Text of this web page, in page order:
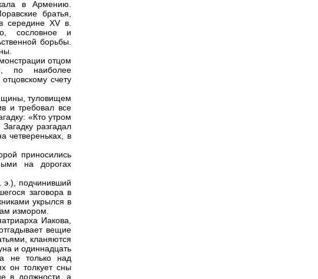
в Армению.
братья,
середине XV в.
сословное и
борьбы.
отцом
по наиболее
счету
туловищем
и требовал все
«Кто утром
разгадал
четвереньках, в
приносились
на дорогах
э.), подчинивший
заговора в
укрылся в
измором.
Иакова,
вещие
кланяются
и одиннадцать
не только над
он толкует сны
в должности, а